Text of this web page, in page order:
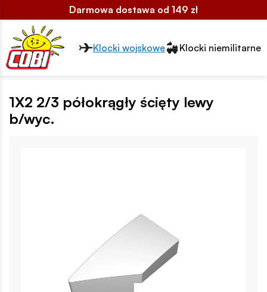
Darmowa dostawa od 149 zł
Przełącznik segmentów2
Klocki wojskowe Klocki niemilitarne
1X2 2/3 półokrągły ścięty lewy
b/wyc.